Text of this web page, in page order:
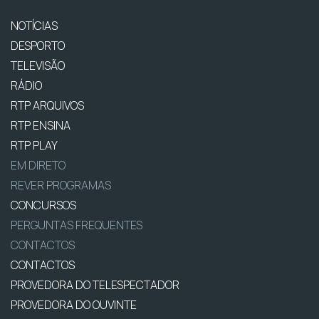
NOTÍCIAS
DESPORTO
TELEVISÃO
RÁDIO
RTP ARQUIVOS
RTP ENSINA
RTP PLAY
EM DIRETO
REVER PROGRAMAS
CONCURSOS
PERGUNTAS FREQUENTES
CONTACTOS
CONTACTOS
PROVEDORA DO TELESPECTADOR
PROVEDORA DO OUVINTE